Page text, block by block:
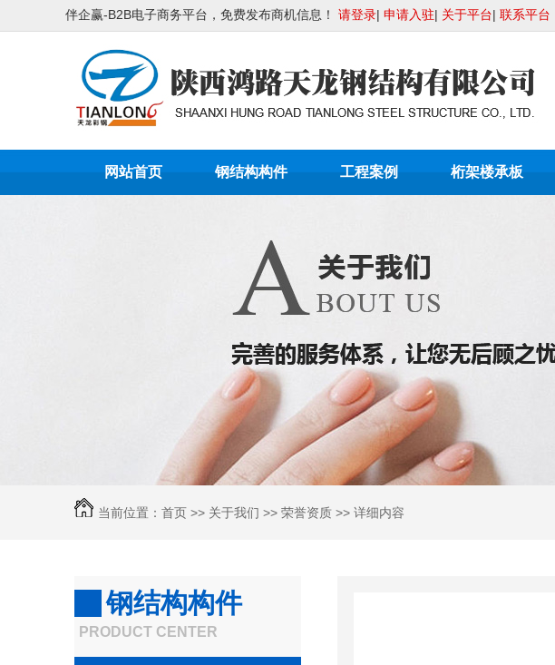
伴企赢-B2B电子商务平台，免费发布商机信息！ 请登录| 申请入驻| 关于平台| 联系平台
网站首页 钢结构构件 工程案例 桁架楼承板
当前位置： 首页 >> 关于我们 >> 荣誉资质 >> 详细内容
钢结构构件
PRODUCT CENTER